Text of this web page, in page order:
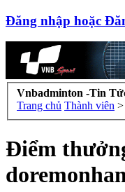
Đăng nhập hoặc
Vnbadminton -Tin
Trang chủ Thành viên >
Điểm